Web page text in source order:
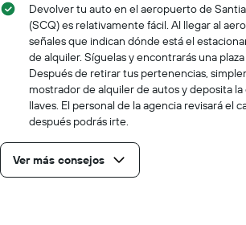
Devolver tu auto en el aeropuerto de
(SCQ) es relativamente fácil. Al llegar al
señales que indican dónde está el
de alquiler. Síguelas y encontrarás una
Después de retirar tus pertenencias,
mostrador de alquiler de autos y deposita
llaves. El personal de la agencia revisará el
después podrás irte.
Ver más consejos